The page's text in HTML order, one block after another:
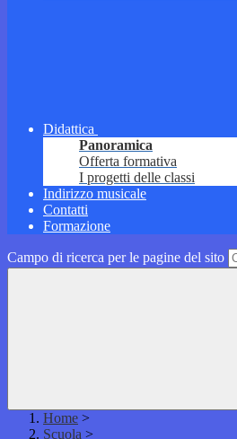
Didattica
Panoramica
Offerta formativa
I progetti delle classi
Indirizzo musicale
Contatti
Formazione
Campo di ricerca per le pagine del sito
Home >
Scuola >